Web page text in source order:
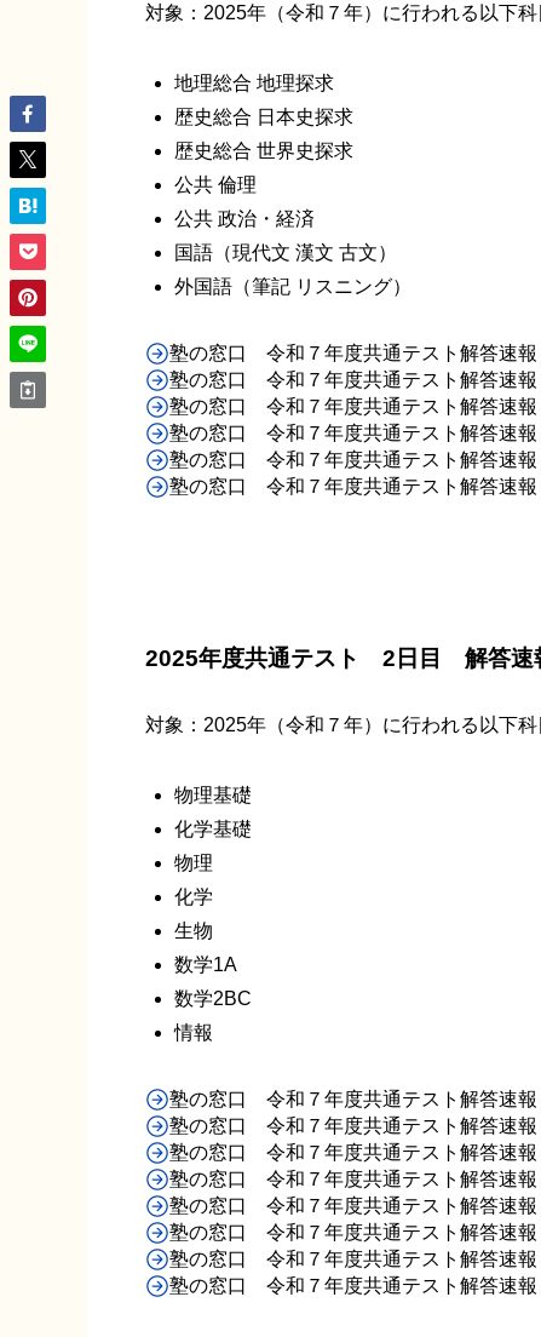
対象：2025年（令和７年）に行われる以下
地理総合 地理探求
歴史総合 日本史探求
歴史総合 世界史探求
公共 倫理
公共 政治・経済
国語（現代文 漢文 古文）
外国語（筆記 リスニング）
塾の窓口 令和７年度共通テスト解答速
塾の窓口 令和７年度共通テスト解答速
塾の窓口 令和７年度共通テスト解答速
塾の窓口 令和７年度共通テスト解答速
塾の窓口 令和７年度共通テスト解答速
塾の窓口 令和７年度共通テスト解答速
2025年度共通テスト 2日目 解答速
対象：2025年（令和７年）に行われる以下
物理基礎
化学基礎
物理
化学
生物
数学1A
数学2BC
情報
塾の窓口 令和７年度共通テスト解答速
塾の窓口 令和７年度共通テスト解答速
塾の窓口 令和７年度共通テスト解答速
塾の窓口 令和７年度共通テスト解答速
塾の窓口 令和７年度共通テスト解答速
塾の窓口 令和７年度共通テスト解答速
塾の窓口 令和７年度共通テスト解答速
塾の窓口 令和７年度共通テスト解答速